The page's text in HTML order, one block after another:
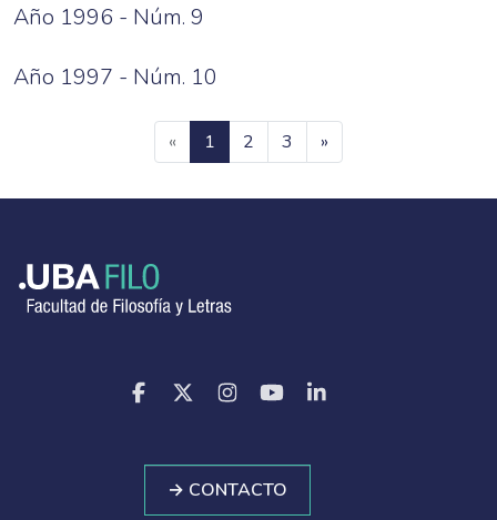
Año 1996 - Núm. 9
Año 1997 - Núm. 10
« 1 (current)
2 3 »
→ CONTACTO